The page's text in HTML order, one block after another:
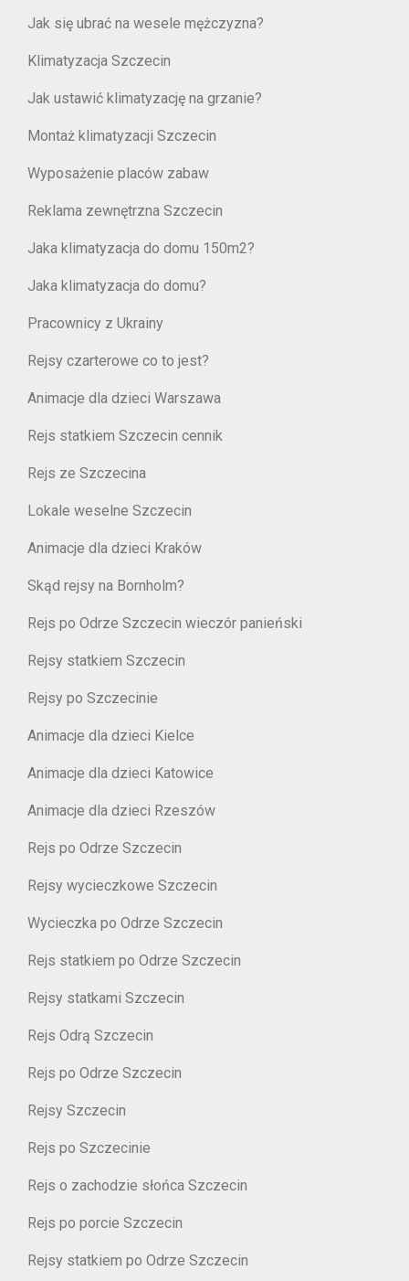
Jak się ubrać na wesele mężczyzna?
Klimatyzacja Szczecin
Jak ustawić klimatyzację na grzanie?
Montaż klimatyzacji Szczecin
Wyposażenie placów zabaw
Reklama zewnętrzna Szczecin
Jaka klimatyzacja do domu 150m2?
Jaka klimatyzacja do domu?
Pracownicy z Ukrainy
Rejsy czarterowe co to jest?
Animacje dla dzieci Warszawa
Rejs statkiem Szczecin cennik
Rejs ze Szczecina
Lokale weselne Szczecin
Animacje dla dzieci Kraków
Skąd rejsy na Bornholm?
Rejs po Odrze Szczecin wieczór panieński
Rejsy statkiem Szczecin
Rejsy po Szczecinie
Animacje dla dzieci Kielce
Animacje dla dzieci Katowice
Animacje dla dzieci Rzeszów
Rejs po Odrze Szczecin
Rejsy wycieczkowe Szczecin
Wycieczka po Odrze Szczecin
Rejs statkiem po Odrze Szczecin
Rejsy statkami Szczecin
Rejs Odrą Szczecin
Rejs po Odrze Szczecin
Rejsy Szczecin
Rejs po Szczecinie
Rejs o zachodzie słońca Szczecin
Rejs po porcie Szczecin
Rejsy statkiem po Odrze Szczecin